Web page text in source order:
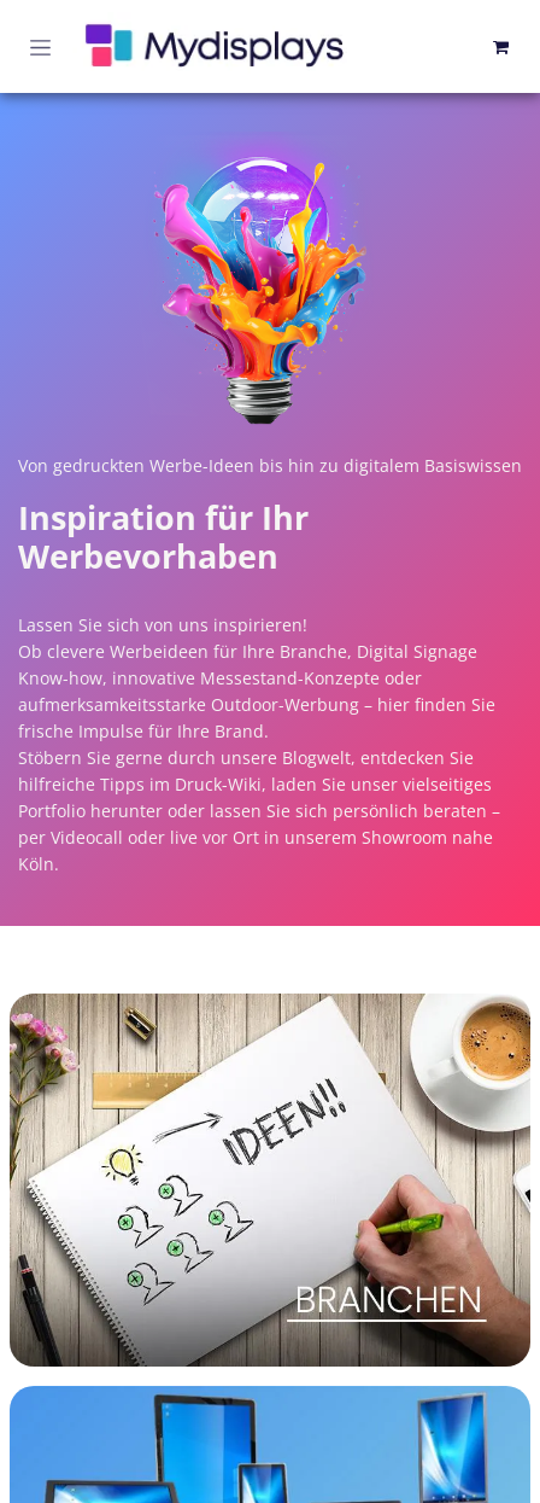
Von gedruckten Werbe-Ideen bis hin zu digitalem Basiswissen
Inspiration für Ihr
Werbevorhaben
Lassen Sie sich von uns inspirieren!
Ob clevere Werbeideen für Ihre Branche, Digital Signage
Know-how, innovative Messestand-Konzepte oder
aufmerksamkeitsstarke Outdoor-Werbung – hier finden Sie
frische Impulse für Ihre Brand.
Stöbern Sie gerne durch unsere Blogwelt, entdecken Sie
hilfreiche Tipps im Druck-Wiki, laden Sie unser vielseitiges
Portfolio herunter oder lassen Sie sich persönlich beraten –
per Videocall oder live vor Ort in unserem Showroom nahe
Köln.